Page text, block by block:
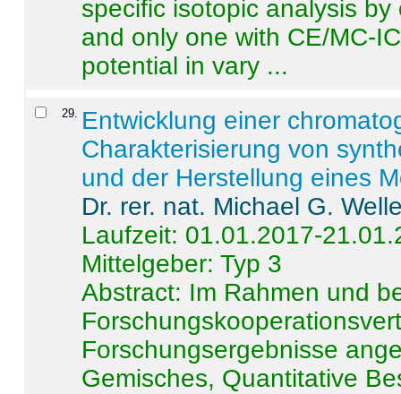
specific isotopic analysis
and only one with CE/MC-
potential in vary ...
29. Entwicklung einer
Charakterisierung von
und der Herstellung eines
Dr. rer. nat. Michael G.
Laufzeit: 01.01.2017-
Mittelgeber: Typ 3
Abstract: Im Rahmen und
Forschungsergebnisse
Gemisches, Quantitative